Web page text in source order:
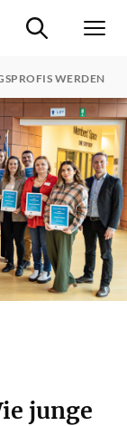
Suche ein-/
WERDEN
junge